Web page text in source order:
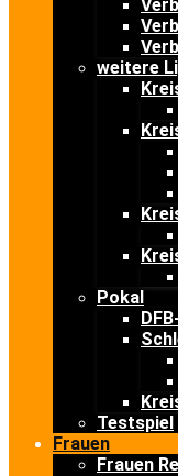
weitere
Pokal
Testspiel
Frauen
Frauen